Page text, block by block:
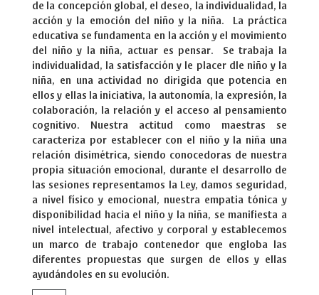
de la concepción global, el deseo, la individualidad, la
acción y la emoción del niño y la niña. La práctica
educativa se fundamenta en la acción y el movimiento
del niño y la niña, actuar es pensar. Se trabaja la
individualidad, la satisfacción y le placer dle niño y la
niña, en una actividad no dirigida que potencia en
ellos y ellas la iniciativa, la autonomía, la expresión, la
colaboración, la relación y el acceso al pensamiento
cognitivo. Nuestra actitud como maestras se
caracteriza por establecer con el niño y la niña una
relación disimétrica, siendo conocedoras de nuestra
propia situación emocional, durante el desarrollo de
las sesiones representamos la Ley, damos seguridad,
a nivel físico y emocional, nuestra empatia tónica y
disponibilidad hacia el niño y la niña, se manifiesta a
nivel intelectual, afectivo y corporal y establecemos
un marco de trabajo contenedor que engloba las
diferentes propuestas que surgen de ellos y ellas
ayudándoles en su evolución.